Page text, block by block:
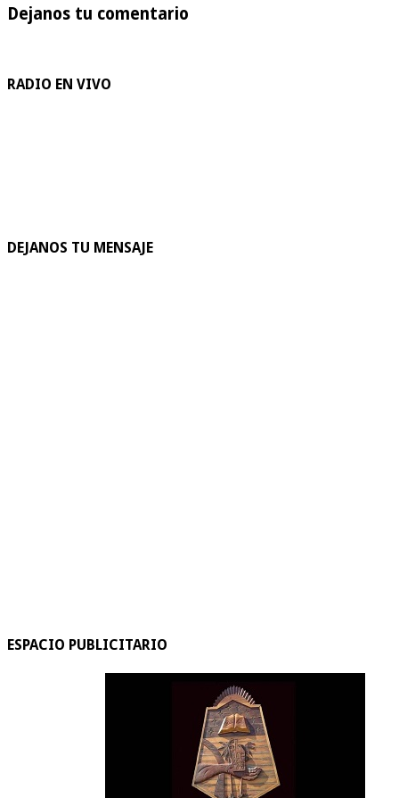
Dejanos tu comentario
RADIO EN VIVO
DEJANOS TU MENSAJE
ESPACIO PUBLICITARIO